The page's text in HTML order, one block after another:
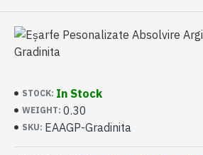
STOCK: In Stock
WEIGHT: 0.30
SKU: EAAGP-Gradinita